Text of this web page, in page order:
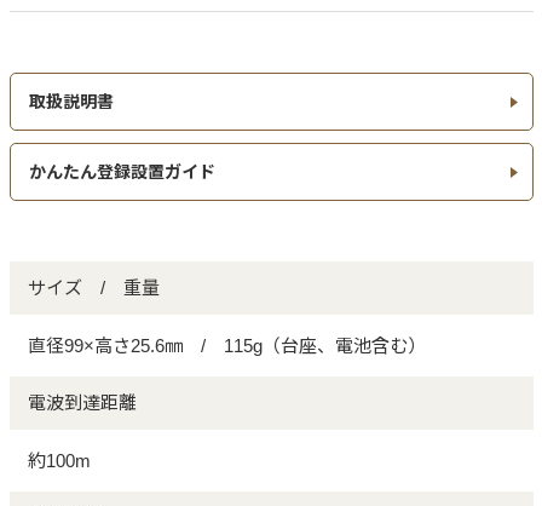
取扱説明書
かんたん登録設置ガイド
サイズ / 重量
直径99×高さ25.6㎜ / 115g（台座、電池含む）
電波到達距離
約100m